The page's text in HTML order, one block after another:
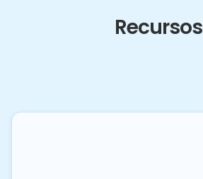
Recursos